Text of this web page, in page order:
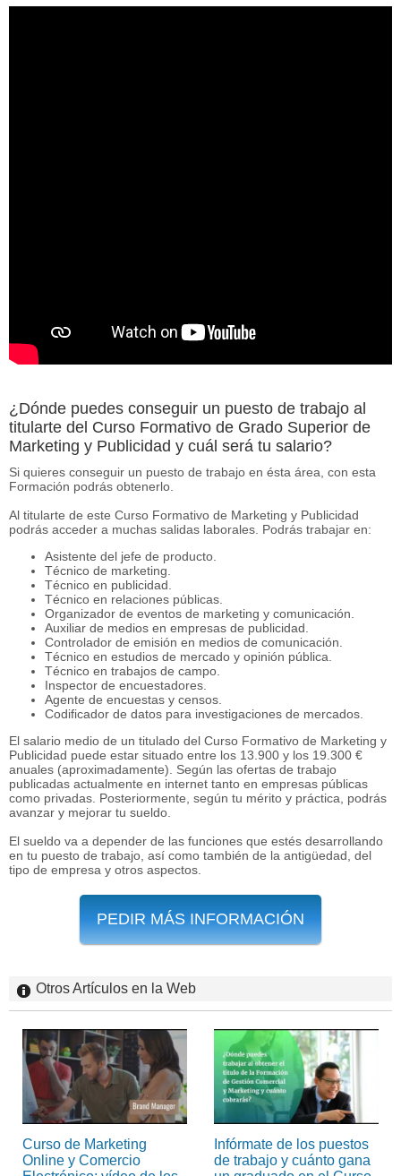
¿Dónde puedes conseguir un puesto de trabajo al
titularte del Curso Formativo de Grado Superior de
Marketing y Publicidad y cuál será tu salario?
Si quieres conseguir un puesto de trabajo en ésta área, con esta
Formación podrás obtenerlo.
Al titularte de este Curso Formativo de Marketing y Publicidad
podrás acceder a muchas salidas laborales. Podrás trabajar en:
Asistente del jefe de producto.
Técnico de marketing.
Técnico en publicidad.
Técnico en relaciones públicas.
Organizador de eventos de marketing y comunicación.
Auxiliar de medios en empresas de publicidad.
Controlador de emisión en medios de comunicación.
Técnico en estudios de mercado y opinión pública.
Técnico en trabajos de campo.
Inspector de encuestadores.
Agente de encuestas y censos.
Codificador de datos para investigaciones de mercados.
El salario medio de un titulado del Curso Formativo de Marketing y
Publicidad puede estar situado entre los 13.900 y los 19.300 €
anuales (aproximadamente). Según las ofertas de trabajo
publicadas actualmente en internet tanto en empresas públicas
como privadas. Posteriormente, según tu mérito y práctica, podrás
avanzar y mejorar tu sueldo.
El sueldo va a depender de las funciones que estés desarrollando
en tu puesto de trabajo, así como también de la antigüedad, del
tipo de empresa y otros aspectos.
PEDIR MÁS INFORMACIÓN
Otros Artículos en la Web
Curso de Marketing
Online y Comercio
Infórmate de los puestos
de trabajo y cuánto gana